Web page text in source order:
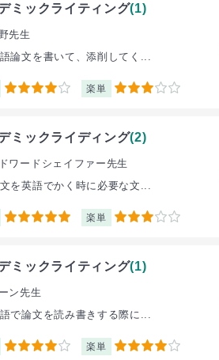
ミックライティング(1)
先生
論文を書いて、添削してく...
4 楽単 3
ミックライディング(2)
ワードシェイファー先生
を英語でかく時に必要な文...
5 楽単 3
ミックライティング(1)
ン先生
で論文を読み書きする際に...
4 楽単 4